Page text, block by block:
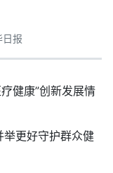
日报
健康”创新发展情
更好守护群众健